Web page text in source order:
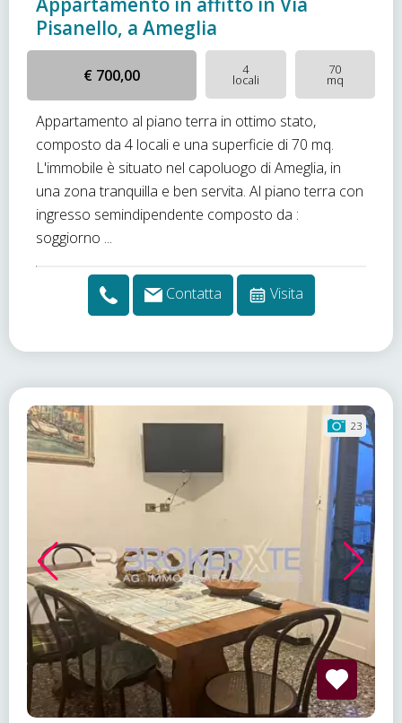
Pisanello, a Ameglia
€ 700,00 4
locali
70
mq
Appartamento al piano terra in ottimo stato,
composto da 4 locali e una superficie di 70 mq.
L'immobile è situato nel capoluogo di Ameglia, in
una zona tranquilla e ben servita. Al piano terra con
ingresso semindipendente composto da :
soggiorno ...
Contatta Visita
23